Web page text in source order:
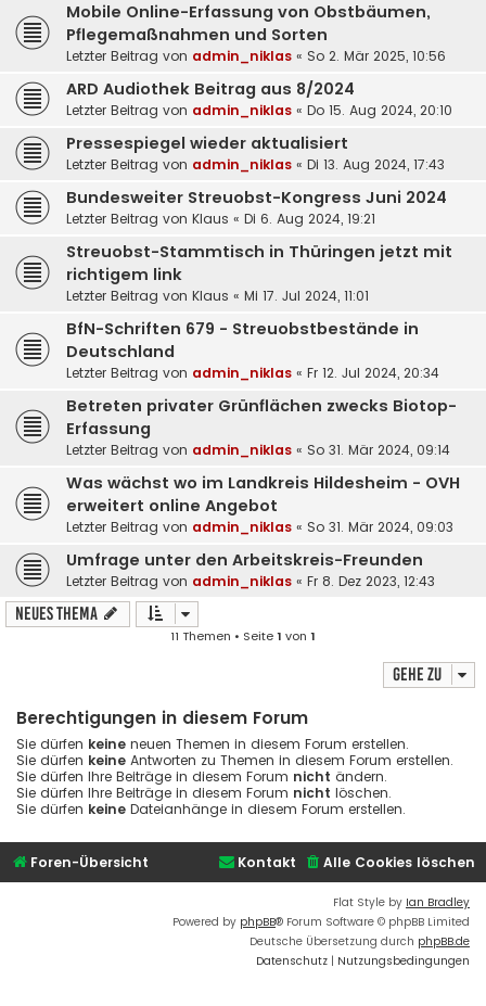
Mobile Online-Erfassung von Obstbäumen,
Pflegemaßnahmen und Sorten
Letzter Beitrag von admin_niklas « So 2. Mär 2025, 10:56
ARD Audiothek Beitrag aus 8/2024
Letzter Beitrag von admin_niklas « Do 15. Aug 2024, 20:10
Pressespiegel wieder aktualisiert
Letzter Beitrag von admin_niklas « Di 13. Aug 2024, 17:43
Bundesweiter Streuobst-Kongress Juni 2024
Letzter Beitrag von Klaus « Di 6. Aug 2024, 19:21
Streuobst-Stammtisch in Thüringen jetzt mit
richtigem link
Letzter Beitrag von Klaus « Mi 17. Jul 2024, 11:01
BfN-Schriften 679 - Streuobstbestände in
Deutschland
Letzter Beitrag von admin_niklas « Fr 12. Jul 2024, 20:34
Betreten privater Grünflächen zwecks Biotop-
Erfassung
Letzter Beitrag von admin_niklas « So 31. Mär 2024, 09:14
Was wächst wo im Landkreis Hildesheim - OVH
erweitert online Angebot
Letzter Beitrag von admin_niklas « So 31. Mär 2024, 09:03
Umfrage unter den Arbeitskreis-Freunden
Letzter Beitrag von admin_niklas « Fr 8. Dez 2023, 12:43
Neues Thema
11 Themen • Seite1 von 1
Gehe zu
Berechtigungen in diesem Forum
Sie dürfen keine neuen Themen in diesem Forum erstellen.
Sie dürfen keine Antworten zu Themen in diesem Forum erstellen.
Sie dürfen Ihre Beiträge in diesem Forum nicht ändern.
Sie dürfen Ihre Beiträge in diesem Forum nicht löschen.
Sie dürfen keine Dateianhänge in diesem Forum erstellen.
Foren-Übersicht Alle Cookies löschen
Kontakt
Flat Style by Ian Bradley
Powered by phpBB® Forum Software © phpBB Limited
Deutsche Übersetzung durch phpBB.de
Datenschutz | Nutzungsbedingungen